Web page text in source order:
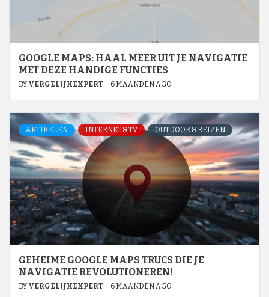
GOOGLE MAPS: HAAL MEER UIT JE NAVIGATIE
MET DEZE HANDIGE FUNCTIES
BY VERGELIJKEXPERT 6 MAANDEN AGO
ARTIKELEN INTERNET & TV OUTDOOR & REIZEN
GEHEIME GOOGLE MAPS TRUCS DIE JE
NAVIGATIE REVOLUTIONEREN!
BY VERGELIJKEXPERT 6 MAANDEN AGO